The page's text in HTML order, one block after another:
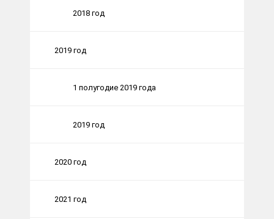
2018 год
2019 год
1 полугодие 2019 года
2019 год
2020 год
2021 год